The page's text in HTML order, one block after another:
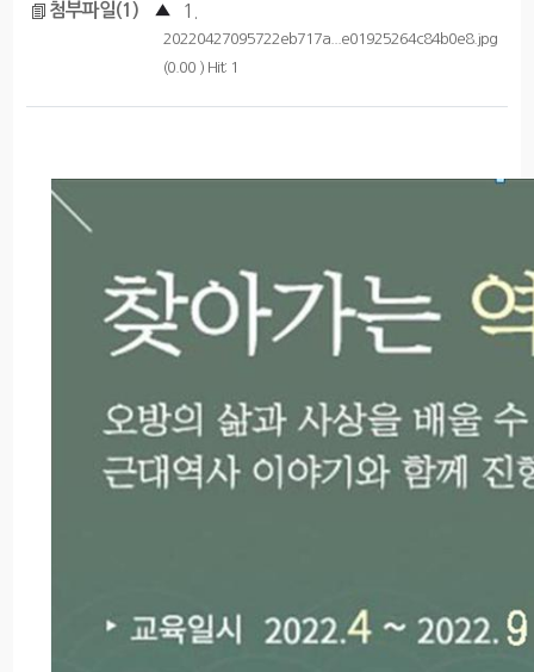
첨부파일(1) ▲ 1.
20220427095722eb717a...e01925264c84b0e8.jpg
(0.00 ) Hit: 1